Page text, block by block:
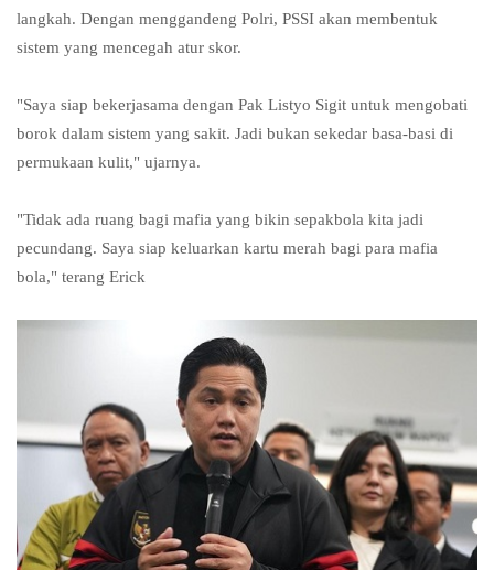
langkah. Dengan menggandeng Polri, PSSI akan membentuk
sistem yang mencegah atur skor.
"Saya siap bekerjasama dengan Pak Listyo Sigit untuk mengobati
borok dalam sistem yang sakit. Jadi bukan sekedar basa-basi di
permukaan kulit," ujarnya.
"Tidak ada ruang bagi mafia yang bikin sepakbola kita jadi
pecundang. Saya siap keluarkan kartu merah bagi para mafia
bola," terang Erick